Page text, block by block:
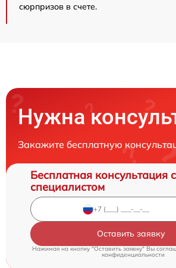
сюрпризов в счете.
Нужна
Закажите бесплатную
Бесплатная консультация
специалистом
Оставить заявку
Нажимая на кнопку "Оставить заявку" Вы
конфиденциальности